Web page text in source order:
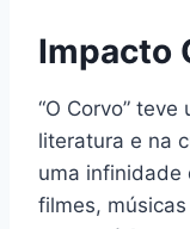
Impacto
“O Corvo”
literatura e na
uma infinidade
filmes,